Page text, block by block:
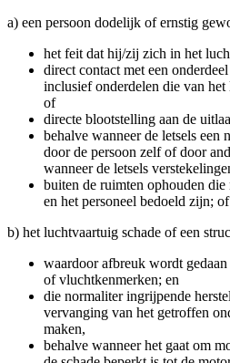
a) een persoon dodelijk of ernstig
het feit dat hij/zij zich in het
direct contact met een
inclusief onderdelen die van
of
directe blootstelling aan de
behalve wanneer de letsels een
door de persoon zelf of door
wanneer de letsels
buiten de ruimten ophouden die
en het personeel bedoeld zijn; of
b) het luchtvaartuig schade of een
waardoor afbreuk wordt
of vluchtkenmerken; en
die normaliter ingrijpende
vervanging van het getroffen
maken,
behalve wanneer het gaat om